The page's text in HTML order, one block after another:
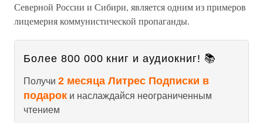
Северной России и Сибири, является одним из примеров
лицемерия коммунистической пропаганды.
Более 800 000 книг и аудиокниг! 📚
Получи 2 месяца Литрес Подписки в
подарок и наслаждайся неограниченным
чтением